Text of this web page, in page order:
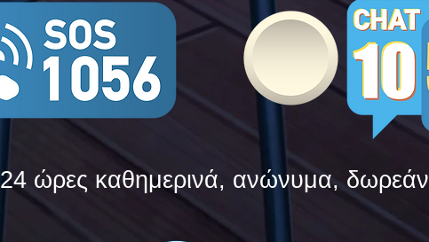
24 ώρες καθημερινά, ανώνυμα, δωρεάν